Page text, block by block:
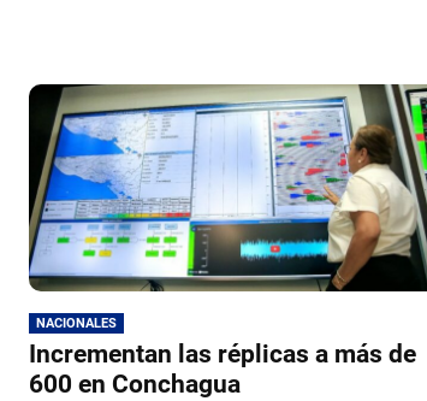
NACIONALES
Incrementan las réplicas a más de
600 en Conchagua